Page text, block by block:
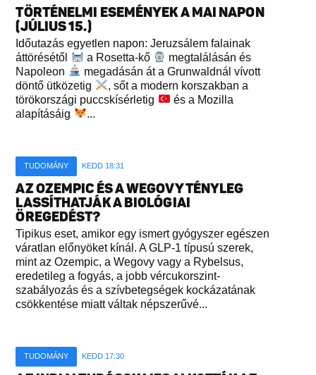
TÖRTÉNELMI ESEMÉNYEK A MAI NAPON
(JÚLIUS 15.)
Időutazás egyetlen napon: Jeruzsálem falainak
áttörésétől
a Rosetta-kő
megtalálásán és
Napoleon
megadásán át a Grunwaldnál vívott
döntő ütközetig
, sőt a modern korszakban a
törökországi puccskísérletig
és a Mozilla
alapításáig
...
TUDOMÁNY KEDD 18:31
AZ OZEMPIC ÉS A WEGOVY TÉNYLEG
LASSÍTHATJÁK A BIOLÓGIAI
ÖREGEDÉST?
Tipikus eset, amikor egy ismert gyógyszer egészen
váratlan előnyöket kínál. A GLP-1 típusú szerek,
mint az Ozempic, a Wegovy vagy a Rybelsus,
eredetileg a fogyás, a jobb vércukorszint-
szabályozás és a szívbetegségek kockázatának
csökkentése miatt váltak népszerűvé...
TUDOMÁNY KEDD 17:30